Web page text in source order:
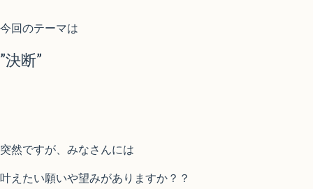
今回のテーマは
”決断”
突然ですが、みなさんには
叶えたい願いや望みがありますか？？